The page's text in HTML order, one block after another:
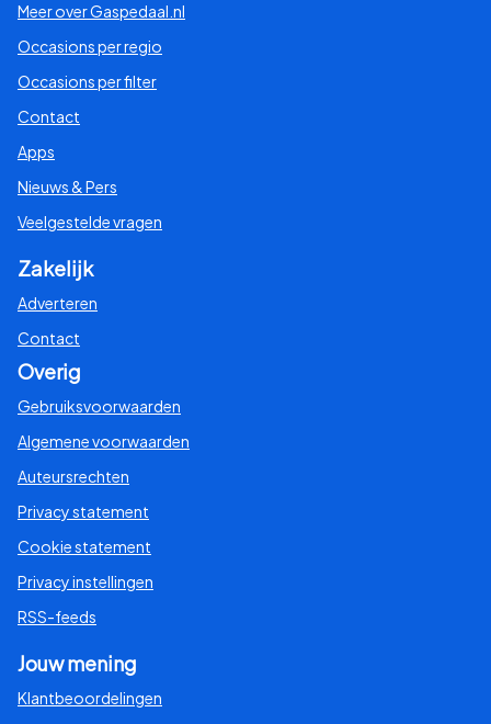
Meer over Gaspedaal.nl
Occasions per regio
Occasions per filter
Contact
Apps
Nieuws & Pers
Veelgestelde vragen
Zakelijk
Adverteren
Contact
Overig
Gebruiksvoorwaarden
Algemene voorwaarden
Auteursrechten
Privacy statement
Cookie statement
Privacy instellingen
RSS-feeds
Jouw mening
Klantbeoordelingen